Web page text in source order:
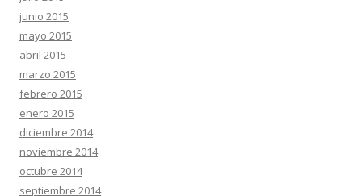
junio 2015
mayo 2015
abril 2015
marzo 2015
febrero 2015
enero 2015
diciembre 2014
noviembre 2014
octubre 2014
septiembre 2014